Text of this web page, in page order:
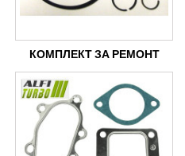
КОМПЛЕКТ ЗА РЕМОНТ